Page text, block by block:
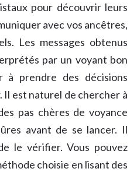
pour découvrir leurs
avec vos ancêtres,
Les messages obtenus
par un voyant bon
à prendre des décisions
Il est naturel de chercher à
pas chères de voyance
avant de se lancer. Il
le vérifier. Vous pouvez
choisie en lisant des